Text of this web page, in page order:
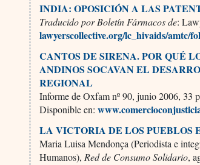
INDIA: OPOSICIÓN A LAS
Traducido por Boletín Fármacos de:
lawyerscollective.org/lc_hivaids/amtc/
CANTOS DE SIRENA. POR QUÉ
ANDINOS SOCAVAN EL
REGIONAL
Informe de Oxfam nº 90, junio 2006, 33
Disponible en:
LA VICTORIA DE LOS PUEBLOS
Maria Luisa Mendonça (Periodista e
Humanos), Red de Consumo Solidario,